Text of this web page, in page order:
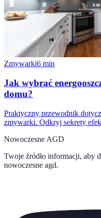
Zmywarki6 min
Jak wybrać
domu?
Praktyczny przewodnik
zmywarki. Odkryj sekrety
Nowoczesne AGD
Twoje źródło informacji, aby
nowoczesne agd.